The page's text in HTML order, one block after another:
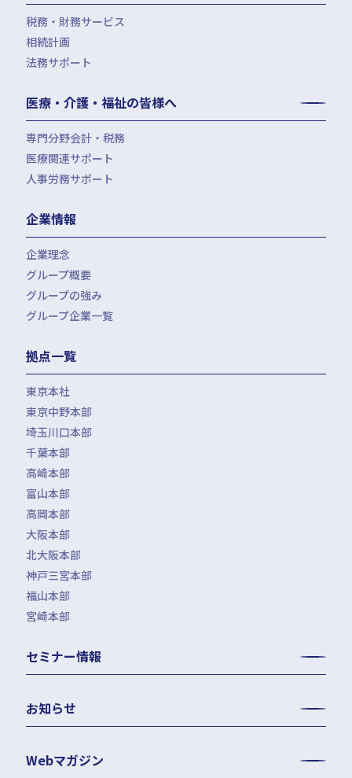
企業再編コンサルティング
補助金・助成金申請・建設許認可等
公益法人会計サービス
税務・財務サービス
相続税申告・贈与税申告
所得税確定申告
資産管理会社設立
相続計画
遺言書作成・家族信託・後見人
法務サポート
医療・介護・福祉の皆様へ
専門分野会計・税務
会計・税務（医科）
会計・税務（歯科）
会計・税務（社会福祉法人）
会計・税務（保育）
会計・税務（公益法人）
医療関連サポート
開業サポート
医療経営サポート
クリニック承継サポート
人事労務サポート
企業情報
企業理念
グループ概要
グループの強み
グループ企業一覧
拠点一覧
東京本社
東京中野本部
埼玉川口本部
千葉本部
高崎本部
富山本部
高岡本部
大阪本部
北大阪本部
神戸三宮本部
福山本部
宮崎本部
セミナー情報
お知らせ
Webマガジン